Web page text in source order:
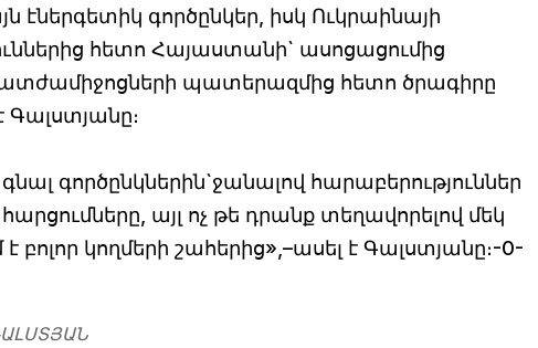
գործընկեր, իսկ Ուկրաինայի
հետո Հայաստանի` ասոցացումից
պատերազմից հետո ծրագիրը
Գալստյանը։
գործընկներին`ջանալով հարաբերություններ
այլ ոչ թե դրանք տեղավորելով մեկ
բոլոր կողմերի շահերից»,–ասել է Գալստյանը։-0-